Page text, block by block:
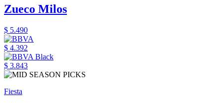
Zueco Milos
$ 5.490
$ 4.392
$ 3.843
Fiesta